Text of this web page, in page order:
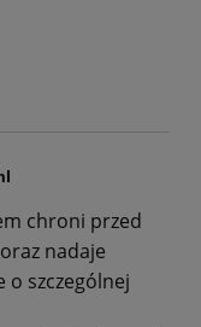
chroni przed
nadaje
szczególnej